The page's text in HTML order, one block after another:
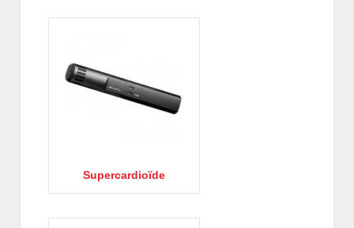
Supercardioïde